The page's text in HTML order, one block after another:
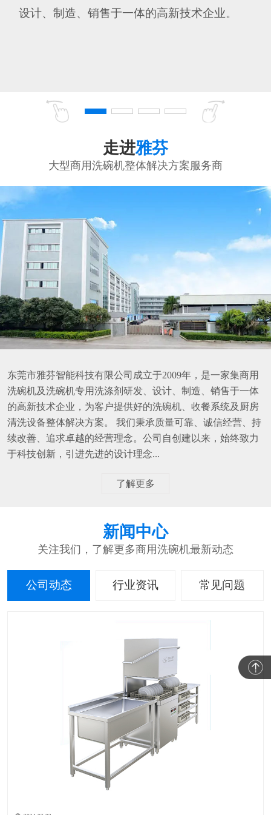
设计、制造、销售于一体的高新技术企业。
走进雅芬
大型商用洗碗机整体解决方案服务商
东莞市雅芬智能科技有限公司成立于2009年，是一家集商用
洗碗机及洗碗机专用洗涤剂研发、设计、制造、销售于一体
的高新技术企业，为客户提供好的洗碗机、收餐系统及厨房
清洗设备整体解决方案。 我们秉承质量可靠、诚信经营、持
续改善、追求卓越的经营理念。公司自创建以来，始终致力
于科技创新，引进先进的设计理念...
了解更多
新闻中心
关注我们，了解更多商用洗碗机最新动态
公司动态 行业资讯 常见问题